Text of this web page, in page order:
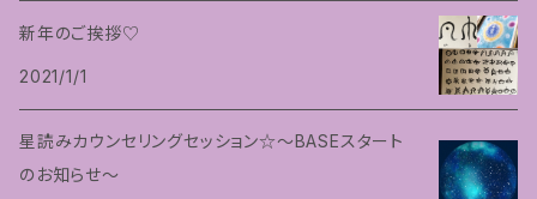
新年のご挨拶♡
2021/1/1
星読みカウンセリングセッション☆〜BASEスタート
のお知らせ〜